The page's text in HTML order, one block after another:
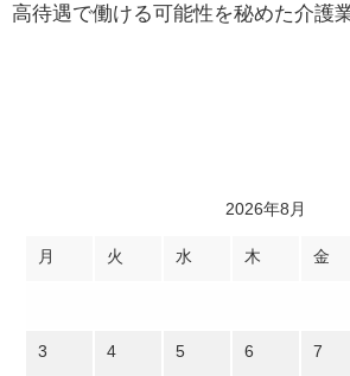
高待遇で働ける可能性を秘めた介護業
2026年8月
月 火 水 木 金
3 4 5 6 7